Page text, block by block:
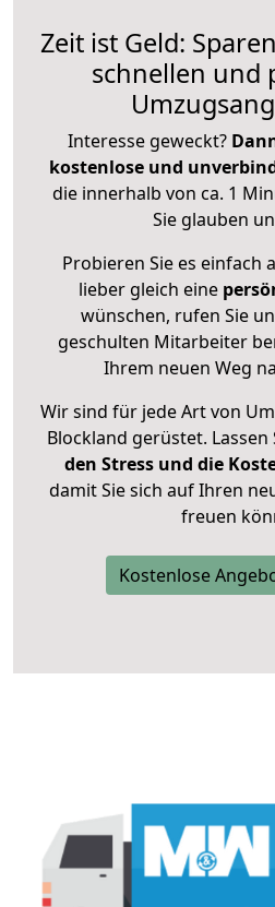
Zeit ist Geld:
schnellen und
Interesse geweckt?
kostenlose und
die innerhalb von ca. 1
Sie glauben
Probieren Sie es einfach
lieber gleich eine
wünschen, rufen Sie
geschulten Mitarbeiter
Ihrem neuen Weg
Wir sind für jede Art von
Blockland gerüstet. Lassen
den Stress und die
damit Sie sich auf Ihren
freuen
Kostenlose